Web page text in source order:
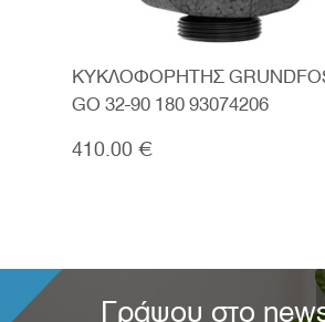
ΚΥΚΛΟΦΟΡΗΤΗΣ
GO 32-90 180 93074206
410.00 €
Γράψου στο